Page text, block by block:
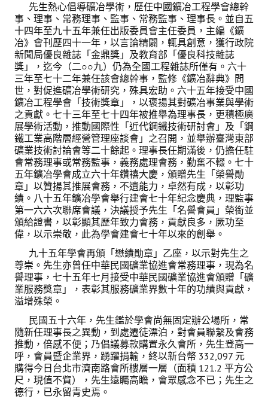
學會出版品
鑛冶期刊 (需登入會員)
鑛冶期刊徵稿
年會手冊
專題討論會論文集
鑽禧紀念冊
礦冶工程名詞與礦冶辭典
學會電子報
活動專區
年會活動
國際交流活動
兩岸交流活動
活動照片
活動影片
相關連結
先生熱心倡導礦冶學術，歷任中國鑛冶工程學會總幹
事、理事、常務理事、監事、常務監事、理事長。並自五
十四年至九十五年兼任出版委員會主任委員，主編《鑛
冶》會刊歷四十一年，以言論精闢，輒具創意，獲行政院
新聞局優良雜誌「金鼎獎」及教育部「優良科技雜誌
獎」，迄今（二○○九）仍為全國工程雜誌所僅有。六十
三年至七十二年兼任該會總幹事，監修《鑛冶辭典》問
世，對促進礦冶學術研究，殊具宏助。六十五年接受中國
鑛冶工程學會「技術獎章」，以褒揚其對礦冶事業與學術
之貢獻。七十三年至七十四年被推舉為理事長，更積極廣
展學術活動，推動國際性「近代鋼鐵技術研討會」及「鋼
鐵工業高階層經營管理座談會」之召開，並舉辦臺灣東部
礦業技術討論會等二十餘起。理事長任期滿後，仍擔任駐
會常務理事或常務監事，義務處理會務，勤奮不輟。七十
五年鑛冶學會成立六十年鑽禧大慶，頒贈先生「榮譽勛
章」以贊揚其推展會務，不遺能力，卓然有成，以彰功
績。八十五年鑛冶學會舉行建會七十年紀念慶典，理監事
第一六六次聯席會議，決議授予先生「名譽會員」榮銜並
頒給證書，以彰顯其歷年致力會務，貢獻良多，厥功至
偉，以示崇敬，此為學會建會七十年以來的創舉。
九十五年學會再頒「懋績勛章」乙座，以示對先生之
尊崇。先生亦曾任中華民國礦業協進會常務理事，現為名
譽理事，七十五年七月接受中華民國礦業協進會頒贈「礦
業服務獎章」，表彰其服務礦業界數十年的功績與貢獻，
溢增殊榮。
民國五十六年，先生鑑於學會尚無固定辦公場所，常
隨新任理事長之異動，到處遷徒漂泊，對會員聯繫及會務
推動，倍感不便；乃倡議募款購置永久會所，先生登高一
呼，會員暨企業界，踴躍捐輸，終以新台幣 332,097 元
購得今日台北市濟南路會所樓層一層（面積 121.2 平方公
尺，現值不貲），先生遠矚高瞻，會眾感念不已；先生之
德行，已永留青史焉。